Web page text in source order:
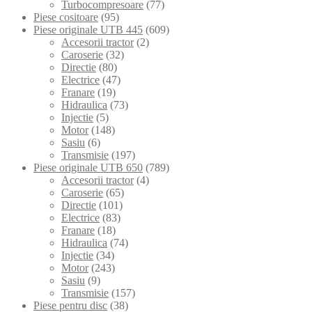
Turbocompresoare (77)
Piese cositoare (95)
Piese originale UTB 445 (609)
Accesorii tractor (2)
Caroserie (32)
Directie (80)
Electrice (47)
Franare (19)
Hidraulica (73)
Injectie (5)
Motor (148)
Sasiu (6)
Transmisie (197)
Piese originale UTB 650 (789)
Accesorii tractor (4)
Caroserie (65)
Directie (101)
Electrice (83)
Franare (18)
Hidraulica (74)
Injectie (34)
Motor (243)
Sasiu (9)
Transmisie (157)
Piese pentru disc (38)